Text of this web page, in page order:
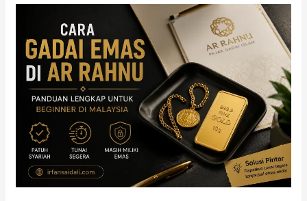
emas
Ar
Rahnu
untuk
beginner
Malaysia